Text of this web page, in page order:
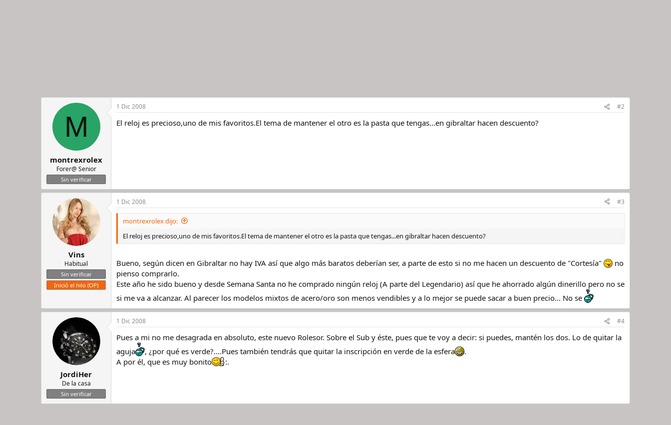
M
montrexrolex
Forer@ Senior
Sin verificar
1 Dic 2008 #2
El reloj es precioso,uno de mis favoritos.El tema de mantener el otro es la pasta que tengas...en gibraltar hacen descuento?
Vins
Habitual
Sin verificar
Inició el hilo (OP)
1 Dic 2008 #3
montrexrolex dijo:
El reloj es precioso,uno de mis favoritos.El tema de mantener el otro es la pasta que tengas...en gibraltar hacen descuento?
Bueno, según dicen en Gibraltar no hay IVA así que algo más baratos deberían ser, a parte de esto si no me hacen un descuento de "Cortesía"
no
pienso comprarlo.
Este año he sido bueno y desde Semana Santa no he comprado ningún reloj (A parte del Legendario) así que he ahorrado algún dinerillo pero no se
si me va a alcanzar. Al parecer los modelos mixtos de acero/oro son menos vendibles y a lo mejor se puede sacar a buen precio... No se
JordiHer
De la casa
Sin verificar
1 Dic 2008 #4
Pues a mi no me desagrada en absoluto, este nuevo Rolesor. Sobre el Sub y éste, pues que te voy a decir: si puedes, mantén los dos. Lo de quitar la
aguja
, ¿por qué es verde?....Pues también tendrás que quitar la inscripción en verde de la esfera
.
A por él, que es muy bonito
:.